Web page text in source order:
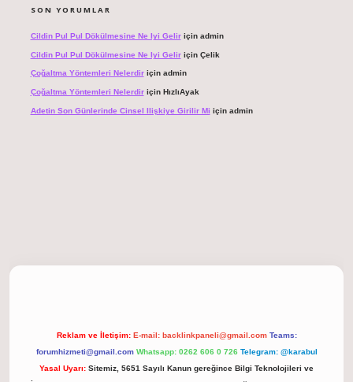
SON YORUMLAR
Cildin Pul Pul Dökülmesine Ne Iyi Geliriçin admin
Cildin Pul Pul Dökülmesine Ne Iyi Geliriçin Çelik
Çoğaltma Yöntemleri Nelerdiriçin admin
Çoğaltma Yöntemleri Nelerdiriçin HızlıAyak
Adetin Son Günlerinde Cinsel Ilişkiye Girilir Mi için admin
Reklam ve İletişim: E-mail: backlinkpaneli@gmail.com Teams:
forumhizmeti@gmail.com Whatsapp: 0262 606 0 726 Telegram: @karabul
Yasal Uyarı: Sitemiz, 5651 Sayılı Kanun gereğince Bilgi Teknolojileri ve